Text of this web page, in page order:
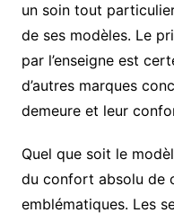
un soin tout
de ses modèles. Le
par l’enseigne est
d’autres marques
demeure et leur
Quel que soit le
du confort absolu de
emblématiques. Les